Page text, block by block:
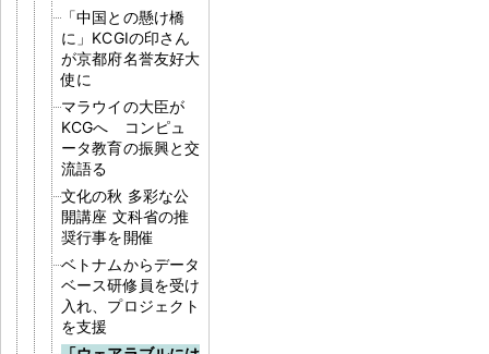
「中国との懸け橋
に」KCGIの印さん
が京都府名誉友好大
使に
マラウイの大臣が
KCGへ コンピュ
ータ教育の振興と交
流語る
文化の秋 多彩な公
開講座 文科省の推
奨行事を開催
ベトナムからデータ
ベース研修員を受け
入れ、プロジェクト
を支援